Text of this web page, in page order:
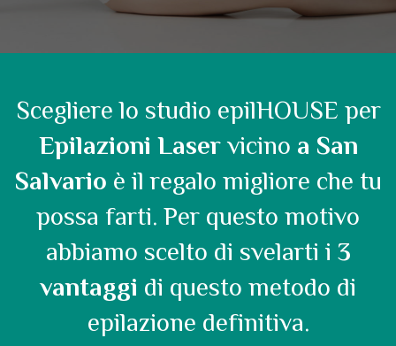
Scegliere lo studio epilHOUSE per
Epilazioni Laservicino a San
Salvario è il regalo migliore che tu
possa farti. Per questo motivo
abbiamo scelto di svelarti i 3
vantaggi di questo metodo di
epilazione definitiva.